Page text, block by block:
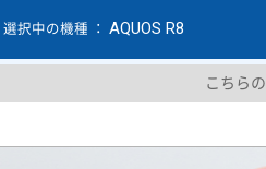
選択中の機種 ： AQUOS R8
こちら